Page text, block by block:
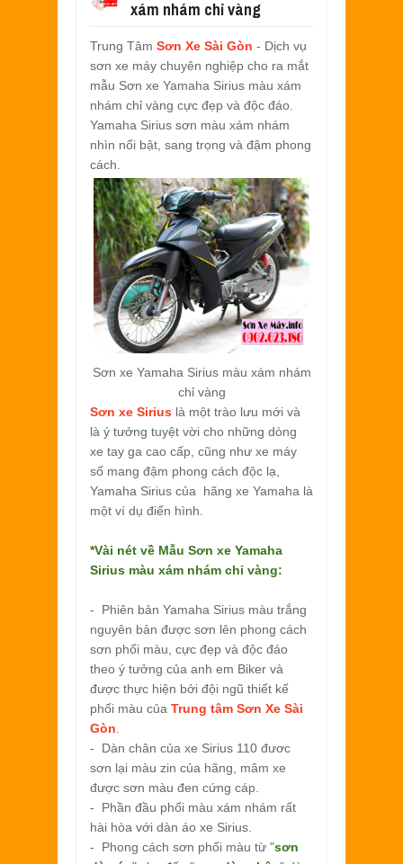
SƠN XE EXCITER 2010 MÀU ĐỎ CAM
SƠN TEM ĐẤU XE NOUVO LX MÀU
Jul 31, 2022
Jun 11, 2022
SƠN XE NOUVO LX PHỐI MÀU
31, 2022
SƠN ĐỔI MÀU GÓC NHÌN HONDA PS
Mar 31, 2022
SƠN PHỐI MÀU XE ATTILA
Mar 17, 2022
xám nhám chỉ vàng
Trung Tâm Sơn Xe Sài Gòn - Dịch vụ
sơn xe máy chuyên nghiệp cho ra mắt
mẫu Sơn xe Yamaha Sirius màu xám
nhám chỉ vàng cực đẹp và độc đáo.
Yamaha Sirius sơn màu xám nhám
nhìn nổi bật, sang trọng và đậm phong
cách.
Sơn xe Yamaha Sirius màu xám nhám
chỉ vàng
Sơn xe Sirius là một trào lưu mới và
là ý tưởng tuyệt vời cho những dòng
xe tay ga cao cấp, cũng như xe máy
số mang đậm phong cách độc lạ,
Yamaha Sirius của hãng xe Yamaha là
một ví dụ điển hình.
*Vài nét về Mẫu Sơn xe Yamaha
Sirius màu xám nhám chỉ vàng:
- Phiên bản Yamaha Sirius màu trắng
nguyên bản được sơn lên phong cách
sơn phối màu, cực đẹp và độc đáo
theo ý tưởng của anh em Biker và
được thực hiện bởi đội ngũ thiết kế
phối màu của Trung tâm Sơn Xe Sài
Gòn
- Dàn chân của xe Sirius 110 đươc
sơn lại màu zin của hãng, mâm xe
được sơn màu đen cứng cáp.
- Phần đầu phối màu xám nhám rất
hài hòa với dàn áo xe Sirius.
- Phong cách sơn phối màu từ "sơn